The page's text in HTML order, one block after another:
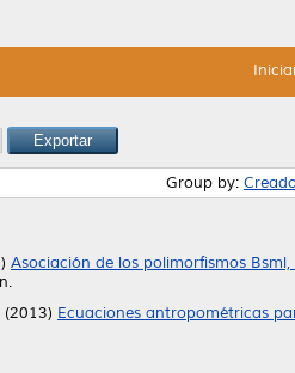
Group by:
Asociación de los polimorfismos
(2013) Ecuaciones antropométricas